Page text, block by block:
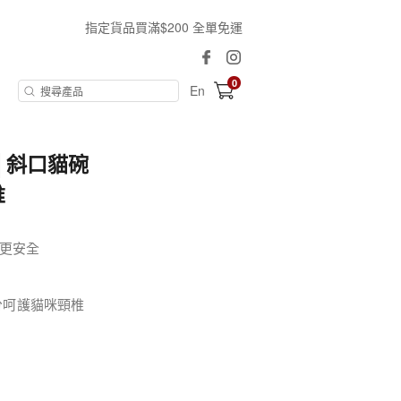
指定貨品買滿$200 全單免運
En 0
口貓碗
安全
護貓咪頸椎